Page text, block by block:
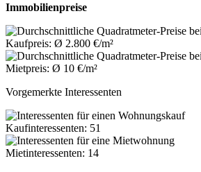
Immobilienpreise
Kaufpreis: Ø 2.800 €/m²
Mietpreis: Ø 10 €/m²
Vorgemerkte Interessenten
Kaufinteressenten: 51
Mietinteressenten: 14